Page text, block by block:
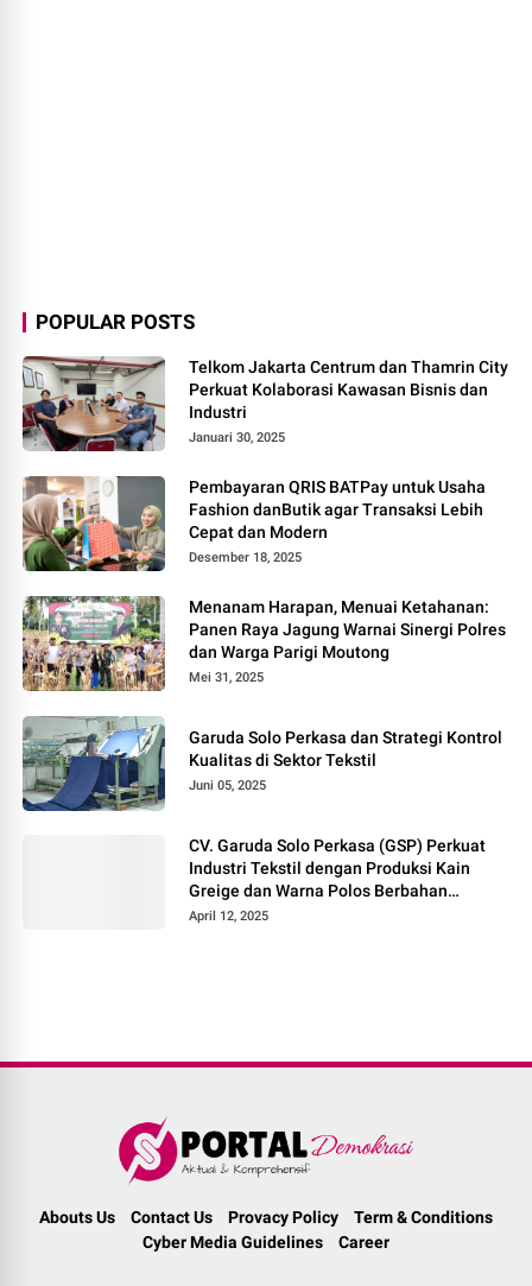
POPULAR POSTS
Telkom Jakarta Centrum dan Thamrin City
Perkuat Kolaborasi Kawasan Bisnis dan
Industri
Januari 30, 2025
Pembayaran QRIS BATPay untuk Usaha
Fashion danButik agar Transaksi Lebih
Cepat dan Modern
Desember 18, 2025
Menanam Harapan, Menuai Ketahanan:
Panen Raya Jagung Warnai Sinergi Polres
dan Warga Parigi Moutong
Mei 31, 2025
Garuda Solo Perkasa dan Strategi Kontrol
Kualitas di Sektor Tekstil
Juni 05, 2025
CV. Garuda Solo Perkasa (GSP) Perkuat
Industri Tekstil dengan Produksi Kain
Greige dan Warna Polos Berbahan
Tetoron Rayon
April 12, 2025
Abouts Us Contact Us Provacy Policy
Term & Conditions
Cyber Media Guidelines
Career